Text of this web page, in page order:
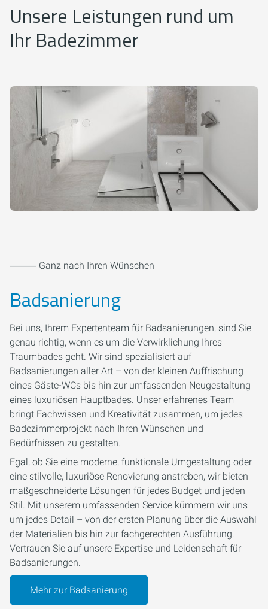
Unsere Leistungen rund um
Ihr Badezimmer
⸻ Ganz nach Ihren Wünschen
Badsanierung
Bei uns, Ihrem Expertenteam für Badsanierungen, sind Sie
genau richtig, wenn es um die Verwirklichung Ihres
Traumbades geht. Wir sind spezialisiert auf
Badsanierungen aller Art – von der kleinen Auffrischung
eines Gäste-WCs bis hin zur umfassenden Neugestaltung
eines luxuriösen Hauptbades. Unser erfahrenes Team
bringt Fachwissen und Kreativität zusammen, um jedes
Badezimmerprojekt nach Ihren Wünschen und
Bedürfnissen zu gestalten.
Egal, ob Sie eine moderne, funktionale Umgestaltung oder
eine stilvolle, luxuriöse Renovierung anstreben, wir bieten
maßgeschneiderte Lösungen für jedes Budget und jeden
Stil. Mit unserem umfassenden Service kümmern wir uns
um jedes Detail – von der ersten Planung über die Auswahl
der Materialien bis hin zur fachgerechten Ausführung.
Vertrauen Sie auf unsere Expertise und Leidenschaft für
Badsanierungen.
Mehr zur Badsanierung